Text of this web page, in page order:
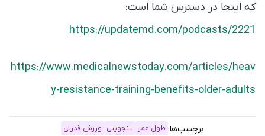
که اینجا در دسترس شما است:
https://updatemd.com/podcasts/2221
https://www.medicalnewstoday.com/articles/heav
y-resistance-training-benefits-older-adults
برچسب‌ها: طول عمر لانجویتی ورزش قدرتی